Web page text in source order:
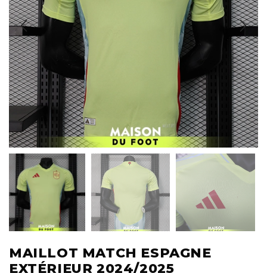
MAILLOT MATCH ESPAGNE
EXTÉRIEUR 2024/2025